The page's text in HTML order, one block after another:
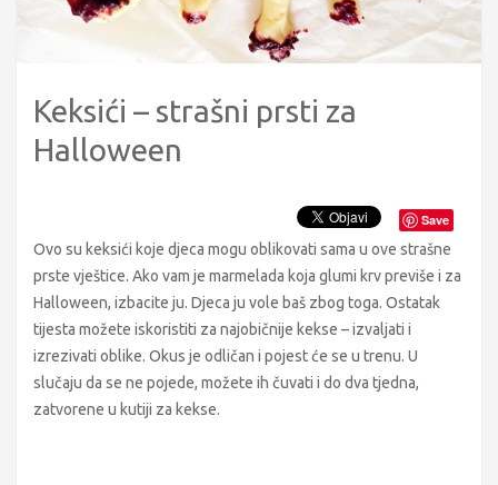
Keksići – strašni prsti za
Halloween
Save
Ovo su keksići koje djeca mogu oblikovati sama u ove strašne
prste vještice. Ako vam je marmelada koja glumi krv previše i za
Halloween, izbacite ju. Djeca ju vole baš zbog toga. Ostatak
tijesta možete iskoristiti za najobičnije kekse – izvaljati i
izrezivati oblike. Okus je odličan i pojest će se u trenu. U
slučaju da se ne pojede, možete ih čuvati i do dva tjedna,
zatvorene u kutiji za kekse.